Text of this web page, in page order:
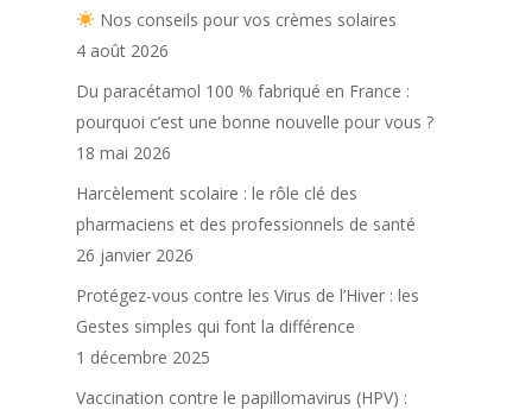
Nos conseils pour vos crèmes solaires
4 août 2026
Du paracétamol 100 % fabriqué en France :
pourquoi c’est une bonne nouvelle pour vous ?
18 mai 2026
Harcèlement scolaire : le rôle clé des
pharmaciens et des professionnels de santé
26 janvier 2026
Protégez-vous contre les Virus de l’Hiver : les
Gestes simples qui font la différence
1 décembre 2025
Vaccination contre le papillomavirus (HPV) :